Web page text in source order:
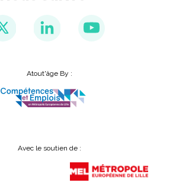
Atout'âge By :
Avec le soutien de :